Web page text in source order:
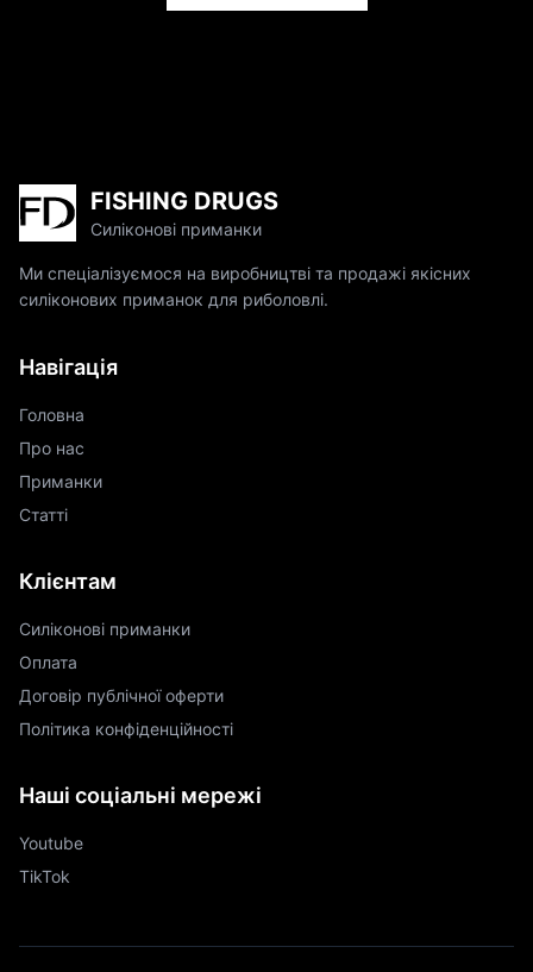
FISHING DRUGS
Силіконові приманки
Ми спеціалізуємося на виробництві та продажі якісних
силіконових приманок для риболовлі.
Навігація
Головна
Про нас
Приманки
Статті
Клієнтам
Силіконові приманки
Оплата
Договір публічної оферти
Політика конфіденційності
Наші соціальні мережі
Youtube
TikTok